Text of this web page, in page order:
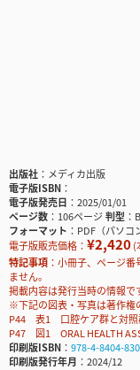
出版社
メディカ出版
電子版ISBN
電子版発売日
2025/01/01
ページ数
106ページ判型
フォーマット
PDF（パソコ
電子版販売価格： ¥2,420(
特記事項
小冊子、ページ番
ません。
掲載内容は発行当時の情報で
※下記の図表・写真は著作権
P44 表1 口腔ケア群と対照
P47 図1 ORAL HEALTH
印刷版ISBN
978-4-8404-
印刷版発行年月
2024/12